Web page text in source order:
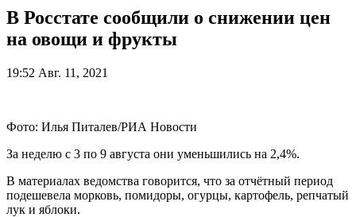
В Росстате сообщили о снижении цен
на овощи и фрукты
19:52 Авг. 11, 2021
Фото: Илья Питалев/РИА Новости
За неделю с 3 по 9 августа они уменьшились на 2,4%.
В материалах ведомства говорится, что за отчётный период
подешевела морковь, помидоры, огурцы, картофель, репчатый
лук и яблоки.